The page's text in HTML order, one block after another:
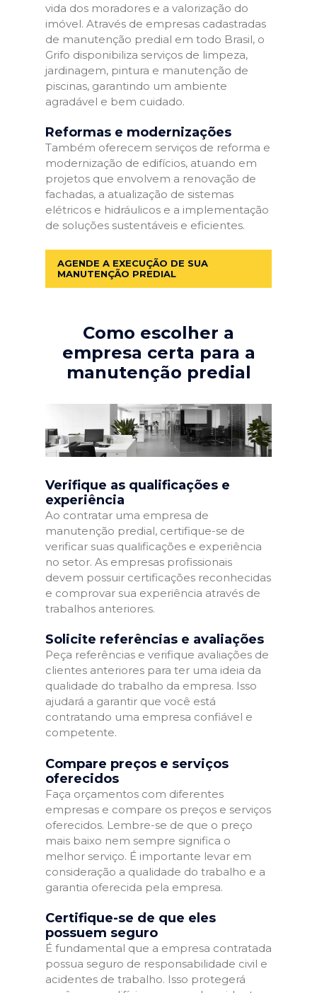
vida dos moradores e a valorização do
imóvel. Através de empresas cadastradas
de manutenção predial em todo Brasil, o
Grifo disponibiliza serviços de limpeza,
jardinagem, pintura e manutenção de
piscinas, garantindo um ambiente
agradável e bem cuidado.
Reformas e modernizações
Também oferecem serviços de reforma e
modernização de edifícios, atuando em
projetos que envolvem a renovação de
fachadas, a atualização de sistemas
elétricos e hidráulicos e a implementação
de soluções sustentáveis e eficientes.
AGENDE A EXECUÇÃO DE SUA
MANUTENÇÃO PREDIAL
Como escolher a
empresa certa para a
manutenção predial
Verifique as qualificações e
experiência
Ao contratar uma empresa de
manutenção predial, certifique-se de
verificar suas qualificações e experiência
no setor. As empresas profissionais
devem possuir certificações reconhecidas
e comprovar sua experiência através de
trabalhos anteriores.
Solicite referências e avaliações
Peça referências e verifique avaliações de
clientes anteriores para ter uma ideia da
qualidade do trabalho da empresa. Isso
ajudará a garantir que você está
contratando uma empresa confiável e
competente.
Compare preços e serviços
oferecidos
Faça orçamentos com diferentes
empresas e compare os preços e serviços
oferecidos. Lembre-se de que o preço
mais baixo nem sempre significa o
melhor serviço. É importante levar em
consideração a qualidade do trabalho e a
garantia oferecida pela empresa.
Certifique-se de que eles
possuem seguro
É fundamental que a empresa contratada
possua seguro de responsabilidade civil e
acidentes de trabalho. Isso protegerá